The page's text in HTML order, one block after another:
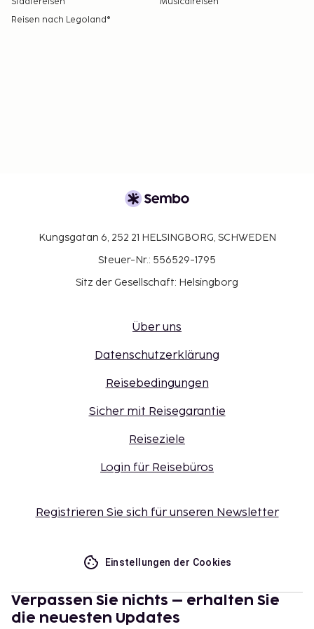
Reisen nach Legoland®
Kungsgatan 6, 252 21 HELSINGBORG, SCHWEDEN
Steuer-Nr.: 556529-1795
Sitz der Gesellschaft: Helsingborg
Über uns
Datenschutzerklärung
Reisebedingungen
Sicher mit Reisegarantie
Reiseziele
Login für Reisebüros
Registrieren Sie sich für unseren Newsletter
Einstellungen der Cookies
Verpassen Sie nichts – erhalten Sie
die neuesten Updates